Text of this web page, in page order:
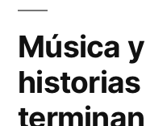
Música
historias